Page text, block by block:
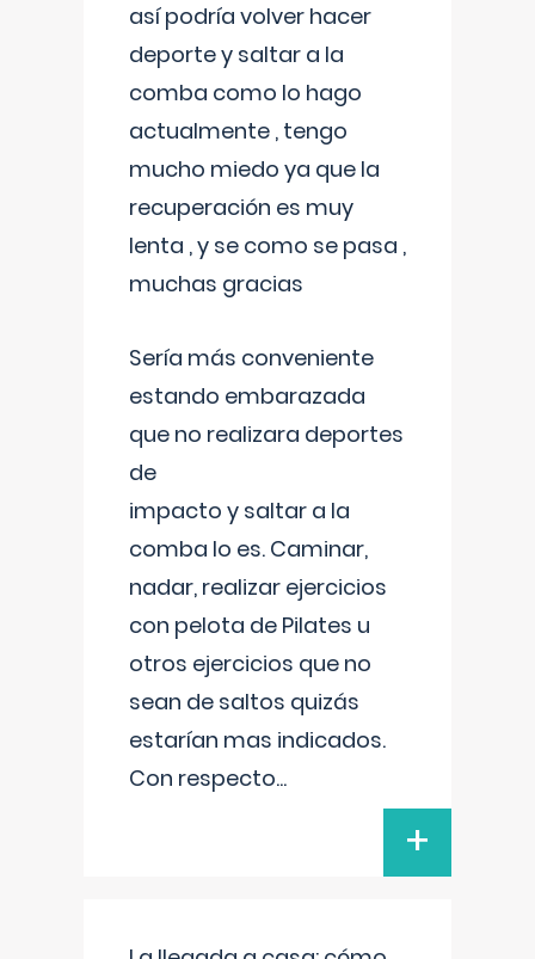
así podría volver hacer
deporte y saltar a la
comba como lo hago
actualmente , tengo
mucho miedo ya que la
recuperación es muy
lenta , y se como se pasa ,
muchas gracias
Sería más conveniente
estando embarazada
que no realizara deportes
de
impacto y saltar a la
comba lo es. Caminar,
nadar, realizar ejercicios
con pelota de Pilates u
otros ejercicios que no
sean de saltos quizás
estarían mas indicados.
Con respecto...
+